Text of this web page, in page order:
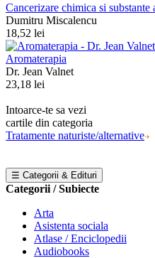
Cancerizare chimica si
Dumitru Miscalencu
18,52 lei
Aromaterapia
Dr. Jean Valnet
23,18 lei
Intoarce-te sa vezi
cartile din categoria
Tratamente naturiste/alternative
☰ Categorii & Edituri
Categorii / Subiecte
Arta
Asistenta sociala
Atlase / Enciclopedii
Audiobooks